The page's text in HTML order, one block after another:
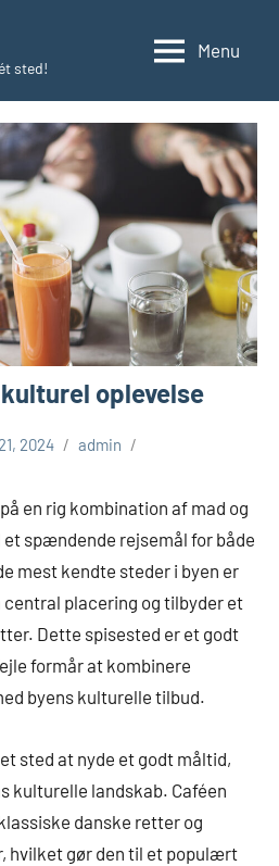
sted!
Menu
oplevelse
2024 admin
en rig kombination af mad og
spændende rejsemål for både
mest kendte steder i byen er
central placering og tilbyder et
Dette spisested er et godt
formår at kombinere
byens kulturelle tilbud.
sted at nyde et godt måltid,
kulturelle landskab. Caféen
danske retter og
hvilket gør den til et populært